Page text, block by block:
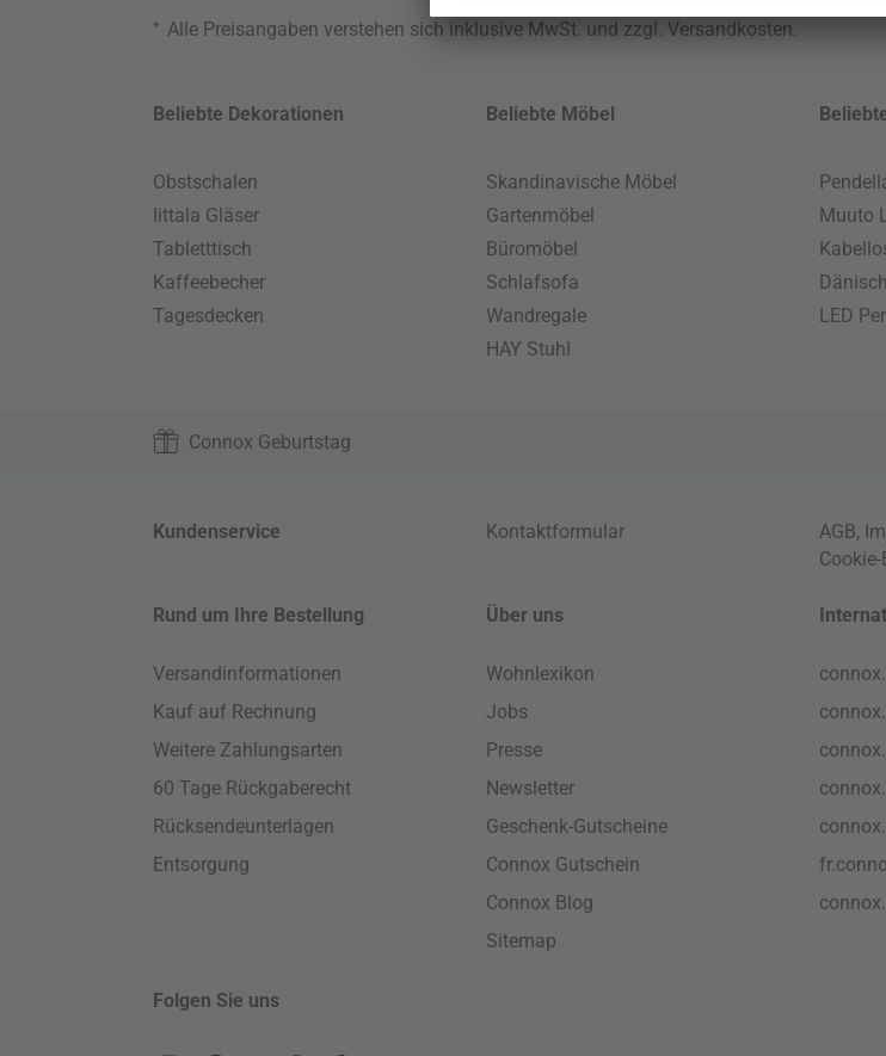
* Alle Preisangaben verstehen sich inklusive MwSt. und zzgl.Versandkosten
Beliebte Dekorationen
Obstschalen
Iittala Gläser
Tabletttisch
Kaffeebecher
Tagesdecken
Beliebte Möbel
Skandinavische Möbel
Gartenmöbel
Büromöbel
Schlafsofa
Wandregale
HAY Stuhl
Muuto
LED
Connox Geburtstag
Kundenservice Kontaktformular AGB,
Rund um Ihre Bestellung
Versandinformationen
Kauf auf Rechnung
Weitere Zahlungsarten
60 Tage Rückgaberecht
Rücksendeunterlagen
Entsorgung
Über uns
Wohnlexikon
Jobs
Presse
Newsletter
Geschenk-Gutscheine
Connox Gutschein
Connox Blog
Sitemap
Folgen Sie uns